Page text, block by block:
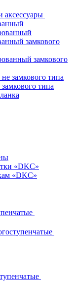
аксессуары
замкового
замкового
замкового типа
типа
«DKC»
«DKC»